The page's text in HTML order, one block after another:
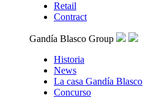
Retail
Contract
Gandía Blasco Group
Historia
News
La casa Gandía Blasco
Concurso